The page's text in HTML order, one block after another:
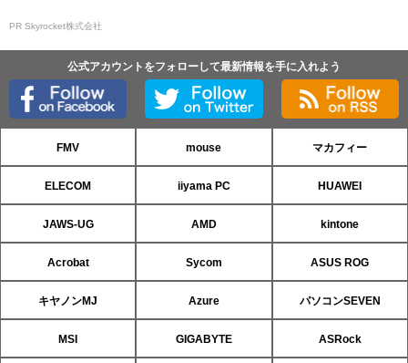
PR Skyrocket株式会社
公式アカウントをフォローして最新情報を手に入れよう
FMV mouse マカフィー
ELECOM iiyama PC HUAWEI
JAWS-UG AMD kintone
Acrobat Sycom ASUS ROG
キヤノンMJ Azure パソコンSEVEN
MSI GIGABYTE ASRock